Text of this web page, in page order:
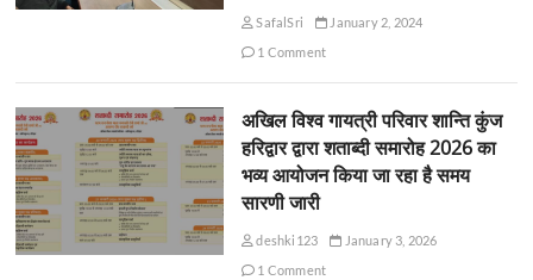
SafalSri
January 2, 2024
1 Comment
अखिल विश्व गायत्री परिवार शान्ति कुंज
हरिद्वार द्वारा शताब्दी समारोह 2026 का
भव्य आयोजन किया जा रहा है समय
सारणी जारी
deshki123
January 3, 2026
1 Comment